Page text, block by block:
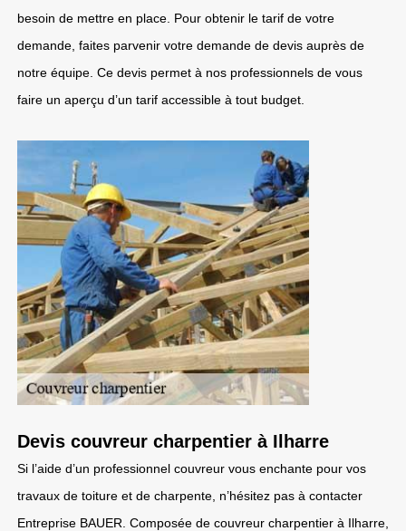
besoin de mettre en place. Pour obtenir le tarif de votre
demande, faites parvenir votre demande de devis auprès de
notre équipe. Ce devis permet à nos professionnels de vous
faire un aperçu d’un tarif accessible à tout budget.
Devis couvreur charpentier à Ilharre
Si l’aide d’un professionnel couvreur vous enchante pour vos
travaux de toiture et de charpente, n’hésitez pas à contacter
Entreprise BAUER. Composée de couvreur charpentier à Ilharre,